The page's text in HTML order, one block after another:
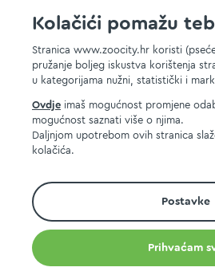
Kolačići pomažu
Stranica www.zoocity.hr koristi
pružanje boljeg iskustva korištenja
u kategorijama nužni, statistički i
Ovdje imaš mogućnost promjene
mogućnost saznati više o njima.
Daljnjom upotrebom ovih stranica
kolačića.
Postavke
Prihvaćam
© 2026 ZOOCITY. Sva